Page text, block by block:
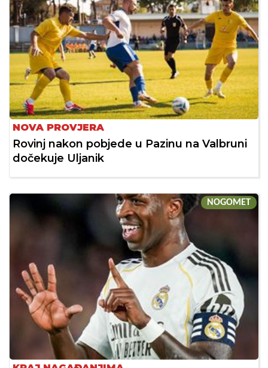
NOVA PROVJERA
Rovinj nakon pobjede u Pazinu na Valbruni
dočekuje Uljanik
NOGOMET